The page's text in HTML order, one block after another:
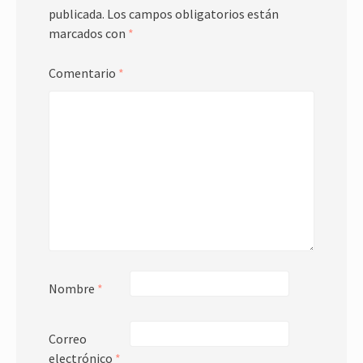
publicada. Los campos obligatorios están
marcados con *
Comentario *
Nombre *
Correo
electrónico *